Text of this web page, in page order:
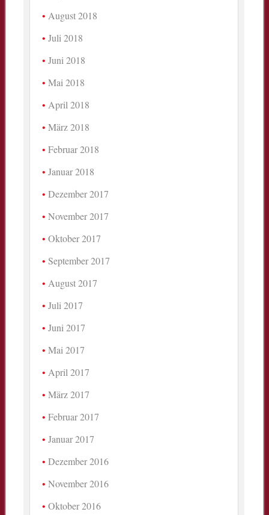
August 2018
Juli 2018
Juni 2018
Mai 2018
April 2018
März 2018
Februar 2018
Januar 2018
Dezember 2017
November 2017
Oktober 2017
September 2017
August 2017
Juli 2017
Juni 2017
Mai 2017
April 2017
März 2017
Februar 2017
Januar 2017
Dezember 2016
November 2016
Oktober 2016